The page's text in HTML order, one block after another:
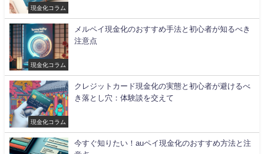
現金化コラム
現金化コラム
メルペイ現金化のおすすめ手法と初心者が知るべき
注意点
現金化コラム
クレジットカード現金化の実態と初心者が避けるべ
き落とし穴：体験談を交えて
今すぐ知りたい！auペイ現金化のおすすめ方法と注